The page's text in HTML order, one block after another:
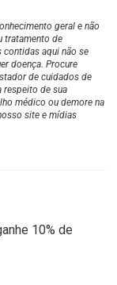
geral e não
tratamento de
aqui não se
doença. Procure
de cuidados de
respeito de sua
médico ou demore na
site e mídias
10% de